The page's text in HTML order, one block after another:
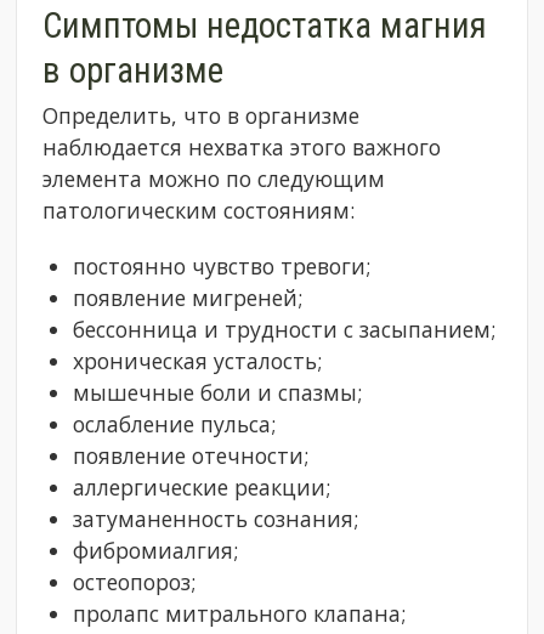
Симптомы недостатка магния
в организме
Определить, что в организме
наблюдается нехватка этого важного
элемента можно по следующим
патологическим состояниям:
постоянно чувство тревоги;
появление мигреней;
бессонница и трудности с засыпанием;
хроническая усталость;
мышечные боли и спазмы;
ослабление пульса;
появление отечности;
аллергические реакции;
затуманенность сознания;
фибромиалгия;
остеопороз;
пролапс митрального клапана;